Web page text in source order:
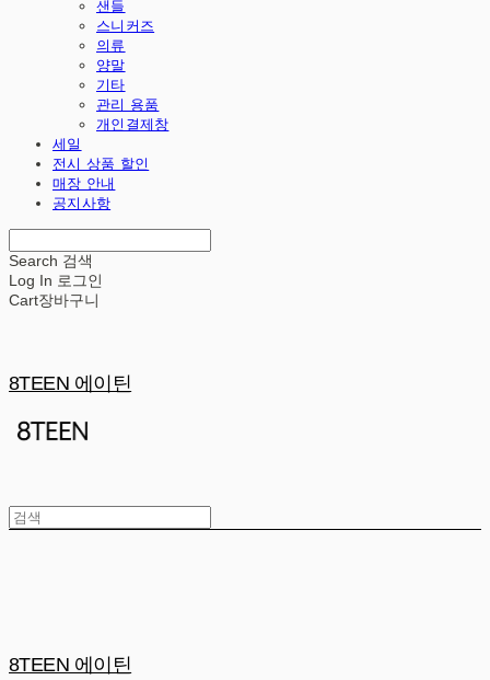
샌들
스니커즈
의류
양말
기타
관리 용품
개인결제창
세일
전시 상품 할인
매장 안내
공지사항
Search 검색
Log In 로그인
Cart장바구니
8TEEN 에이틴
8TEEN 에이틴